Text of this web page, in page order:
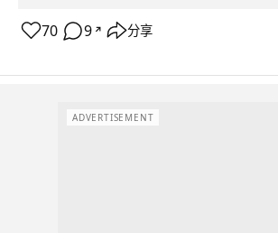
70 9 ↗ 分享
ADVERTISEMENT